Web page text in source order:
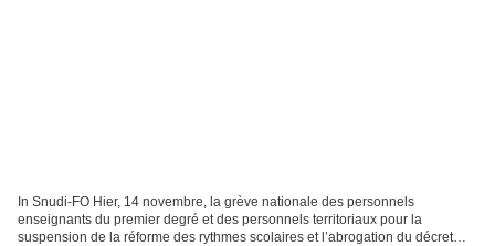
In Snudi-FO Hier, 14 novembre, la grève nationale des personnels
enseignants du premier degré et des personnels territoriaux pour la
suspension de la réforme des rythmes scolaires et l’abrogation du décret